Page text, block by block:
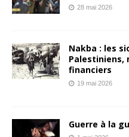
28 mai 2026
Nakba : les
Palestiniens,
financiers
19 mai 2026
Guerre à la